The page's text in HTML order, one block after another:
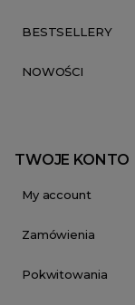
BESTSELLERY
NOWOŚCI
TWOJE KONTO
My account
Zamówienia
Pokwitowania